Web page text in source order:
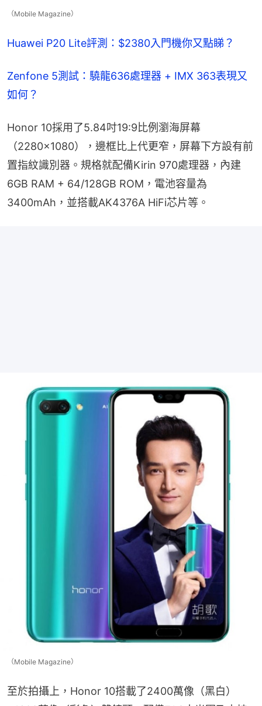
（Mobile Magazine）
Huawei P20 Lite評測：$2380入門機你又點睇？
Zenfone 5測試：驍龍636處理器 + IMX 363表現又
如何？
Honor 10採用了5.84吋19:9比例瀏海屏幕
（2280×1080），邊框比上代更窄，屏幕下方設有前
置指紋識別器。規格就配備Kirin 970處理器，內建
6GB RAM + 64/128GB ROM，電池容量為
3400mAh，並搭載AK4376A HiFi芯片等。
（Mobile Magazine）
至於拍攝上，Honor 10搭載了2400萬像（黑白）